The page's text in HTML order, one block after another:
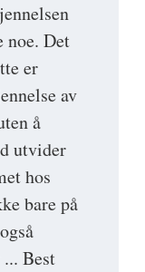
noe. Det
er
av
å
utvider
hos
bare på
Best